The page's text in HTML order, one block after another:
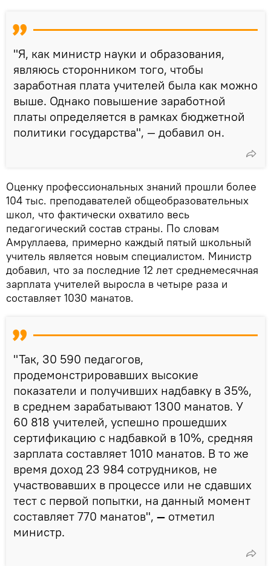
"Я, как министр науки и образования,
являюсь сторонником того, чтобы
заработная плата учителей была как можно
выше. Однако повышение заработной
платы определяется в рамках бюджетной
политики государства", — добавил он.
Оценку профессиональных знаний прошли более
104 тыс. преподавателей общеобразовательных
школ, что фактически охватило весь
педагогический состав страны. По словам
Амруллаева, примерно каждый пятый школьный
учитель является новым специалистом. Министр
добавил, что за последние 12 лет среднемесячная
зарплата учителей выросла в четыре раза и
составляет 1030 манатов.
"Так, 30 590 педагогов,
продемонстрировавших высокие
показатели и получивших надбавку в 35%,
в среднем зарабатывают 1300 манатов. У
60 818 учителей, успешно прошедших
сертификацию с надбавкой в 10%, средняя
зарплата составляет 1010 манатов. В то же
время доход 23 984 сотрудников, не
участвовавших в процессе или не сдавших
тест с первой попытки, на данный момент
составляет 770 манатов", — отметил
министр.